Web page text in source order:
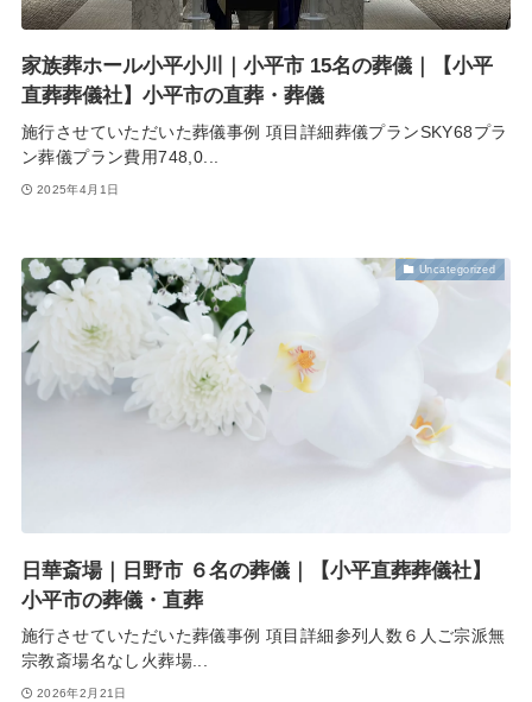
家族葬ホール小平小川｜小平市 15名の葬儀｜【小平
直葬葬儀社】小平市の直葬・葬儀
施行させていただいた葬儀事例 項目詳細葬儀プランSKY68プラ
ン葬儀プラン費用748,0...
2025年4月1日
Uncategorized
日華斎場｜日野市 ６名の葬儀｜【小平直葬葬儀社】
小平市の葬儀・直葬
施行させていただいた葬儀事例 項目詳細参列人数６人ご宗派無
宗教斎場名なし火葬場...
2026年2月21日